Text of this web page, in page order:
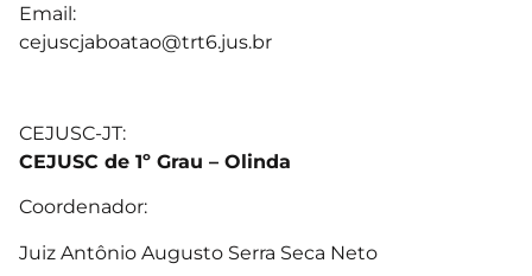
Email:
cejuscjaboatao@trt6.jus.br
CEJUSC-JT:
CEJUSC de 1º Grau – Olinda
Coordenador:
Juiz Antônio Augusto Serra Seca Neto